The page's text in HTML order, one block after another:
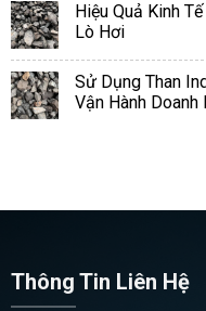
Hiệu Quả Kinh
Lò Hơi
Sử Dụng Than
Vận Hành Doanh
Thông Tin Liên Hệ